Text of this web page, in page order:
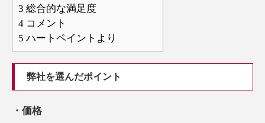
3 総合的な満足度
4 コメント
5 ハートペイントより
弊社を選んだポイント
・価格